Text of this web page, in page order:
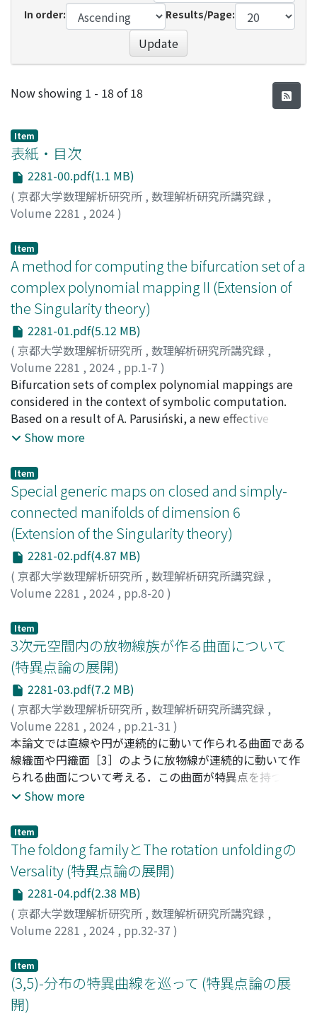
In order:
Results/Page:
Update
Recent Submissions
Now showing 1 - 18 of 18
Item
表紙・目次
2281-00.pdf(1.1 MB)
( 京都大学数理解析研究所 , 数理解析研究所講究録 ,
Volume 2281 , 2024)
Item
A method for computing the bifurcation set of a
complex polynomial mapping II (Extension of
the Singularity theory)
2281-01.pdf(5.12 MB)
( 京都大学数理解析研究所 , 数理解析研究所講究録 ,
Volume 2281 , 2024 , pp.1-7 )
Tajima, Shinichi ;Nabeshima, Katsusuke ;田島, 慎一;鍋
島, 克輔
Bifurcation sets of complex polynomial mappings are
considered in the context of symbolic computation.
Based on a result of A. Parusiński, a new effective
method is proposed for computing bifurcation sets of
approach are the concept of local cohomology and the
Grothendieck local duality on residues. The resulting
method can treat the case of a family of polynomial
mappings that depend on deformation parameters.
Show more
Item
Special generic maps on closed and simply-
connected manifolds of dimension 6
(Extension of the Singularity theory)
2281-02.pdf(4.87 MB)
( 京都大学数理解析研究所 , 数理解析研究所講究録 ,
Volume 2281 , 2024 , pp.8-20 )
Item
3次元空間内の放物線族が作る曲面について
(特異点論の展開)
2281-03.pdf(7.2 MB)
( 京都大学数理解析研究所 , 数理解析研究所講究録 ,
Volume 2281 , 2024 , pp.21-31 )
竹内, 伸子;山本, 卓宏;Takeuchi, Nobuko;Yamamoto,
Takahiro
本論文では直線や円が連続的に動いて作られる曲面である
線織面や円織面［3］のように放物線が連続的に動いて作
られる曲面について考える．この曲面が特異点を持つと
き，その特異曲線と放物線の関係を調べる．
Show more
Item
The foldong familyとThe rotation unfoldingの
Versality (特異点論の展開)
2281-04.pdf(2.38 MB)
( 京都大学数理解析研究所 , 数理解析研究所講究録 ,
Volume 2281 , 2024 , pp.32-37 )
Item
(3,5)-分布の特異曲線を巡って (特異点論の展
開)